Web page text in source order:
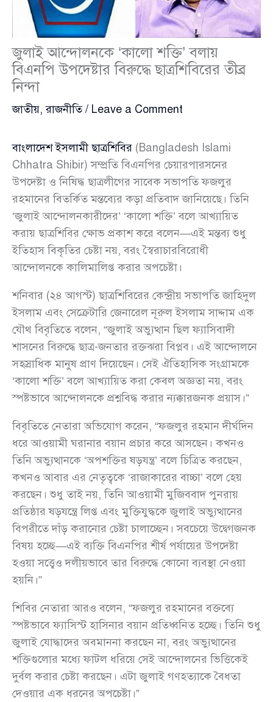
জুলাই আন্দোলনকে ‘কালো শক্তি’ বলায়
বিএনপি উপদেষ্টার বিরুদ্ধে ছাত্রশিবিরের তীব্র
নিন্দা
জাতীয়,রাজনীতি/ Leave a Comment
বাংলাদেশ ইসলামী ছাত্রশিবির (Bangladesh Islami
Chhatra Shibir) সম্প্রতি বিএনপির চেয়ারপারসনের
উপদেষ্টা ও নিষিদ্ধ ছাত্রলীগের সাবেক সভাপতি ফজলুর
রহমানের বিতর্কিত মন্তব্যের কড়া প্রতিবাদ জানিয়েছে। তিনি
‘জুলাই আন্দোলনকারীদের’ ‘কালো শক্তি’ বলে আখ্যায়িত
করায় ছাত্রশিবির ক্ষোভ প্রকাশ করে বলেন—এই মন্তব্য শুধু
ইতিহাস বিকৃতির চেষ্টা নয়, বরং স্বৈরাচারবিরোধী
আন্দোলনকে কালিমালিপ্ত করার অপচেষ্টা।
শনিবার (২৪ আগস্ট) ছাত্রশিবিরের কেন্দ্রীয় সভাপতি জাহিদুল
ইসলাম এবং সেক্রেটারি জেনারেল নূরুল ইসলাম সাদ্দাম এক
যৌথ বিবৃতিতে বলেন, “জুলাই অভ্যুত্থান ছিল ফ্যাসিবাদী
শাসনের বিরুদ্ধে ছাত্র-জনতার রক্তঝরা বিপ্লব। এই আন্দোলনে
সহস্রাধিক মানুষ প্রাণ দিয়েছেন। সেই ঐতিহাসিক সংগ্রামকে
‘কালো শক্তি’ বলে আখ্যায়িত করা কেবল অজ্ঞতা নয়, বরং
স্পষ্টভাবে আন্দোলনকে প্রশ্নবিদ্ধ করার ন্যক্কারজনক প্রয়াস।”
বিবৃতিতে নেতারা অভিযোগ করেন, “ফজলুর রহমান দীর্ঘদিন
ধরে আওয়ামী ঘরানার বয়ান প্রচার করে আসছেন। কখনও
তিনি অভ্যুত্থানকে ‘অপশক্তির ষড়যন্ত্র’ বলে চিত্রিত করছেন,
কখনও আবার এর নেতৃত্বকে ‘রাজাকারের বাচ্চা’ বলে হেয়
করছেন। শুধু তাই নয়, তিনি আওয়ামী মুজিববাদ পুনরায়
প্রতিষ্ঠার ষড়যন্ত্রে লিপ্ত এবং মুক্তিযুদ্ধকে জুলাই অভ্যুত্থানের
বিপরীতে দাঁড় করানোর চেষ্টা চালাচ্ছেন। সবচেয়ে উদ্বেগজনক
বিষয় হচ্ছে—এই ব্যক্তি বিএনপির শীর্ষ পর্যায়ের উপদেষ্টা
হওয়া সত্ত্বেও দলীয়ভাবে তার বিরুদ্ধে কোনো ব্যবস্থা নেওয়া
হয়নি।”
শিবির নেতারা আরও বলেন, “ফজলুর রহমানের বক্তব্যে
স্পষ্টভাবে ফ্যাসিস্ট হাসিনার বয়ান প্রতিধ্বনিত হচ্ছে। তিনি শুধু
জুলাই যোদ্ধাদের অবমাননা করছেন না, বরং অভ্যুত্থানের
শক্তিগুলোর মধ্যে ফাটল ধরিয়ে সেই আন্দোলনের ভিত্তিকেই
দুর্বল করার চেষ্টা করছেন। এটা জুলাই গণহত্যাকে বৈধতা
দেওয়ার এক ধরনের অপচেষ্টা।”